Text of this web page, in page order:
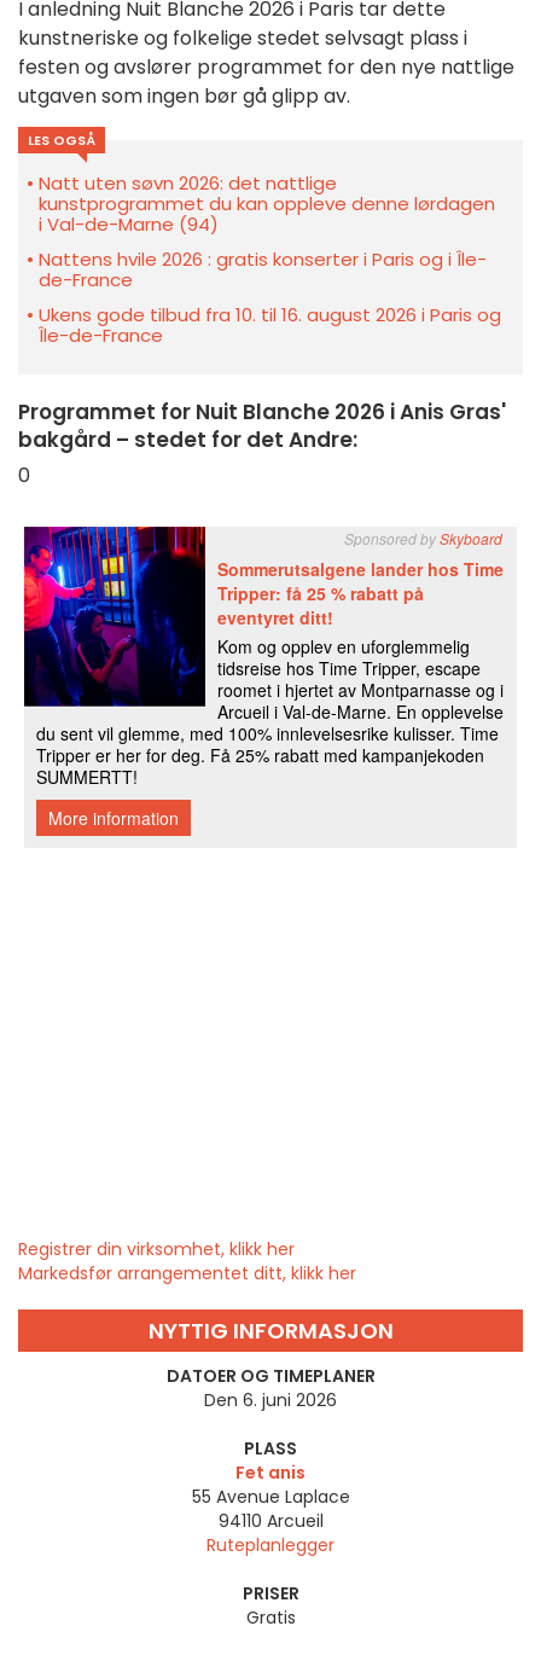
I anledning Nuit Blanche 2026 i Paris tar dette
kunstneriske og folkelige stedet selvsagt plass i
festen og avslører programmet for den nye nattlige
utgaven som ingen bør gå glipp av.
LES OGSÅ
Natt uten søvn 2026: det nattlige
kunstprogrammet du kan oppleve denne lørdagen
i Val-de-Marne (94)
Nattens hvile 2026 : gratis konserter i Paris og i Île-
de-France
Ukens gode tilbud fra 10. til 16. august 2026 i Paris og
Île-de-France
Programmet for Nuit Blanche 2026 i Anis Gras'
bakgård – stedet for det Andre:
0
Registrer din virksomhet, klikk her
Markedsfør arrangementet ditt, klikk her
NYTTIG INFORMASJON
DATOER OG TIMEPLANER
Den 6. juni 2026
PLASS
Fet anis
55 Avenue Laplace
94110 Arcueil
Ruteplanlegger
PRISER
Gratis